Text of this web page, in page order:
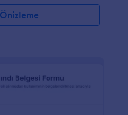
Önizleme